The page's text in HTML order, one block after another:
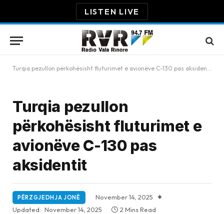
LISTEN LIVE
Turqia pezullon përkohësisht fluturimet e avionëve C-130 pas aksidentit
Turqia pezullon
përkohësisht fluturimet e
avionëve C-130 pas
aksidentit
PËRZGJEDHJA JONË
November 14, 2025
Updated: November 14, 2025
2 Mins Read